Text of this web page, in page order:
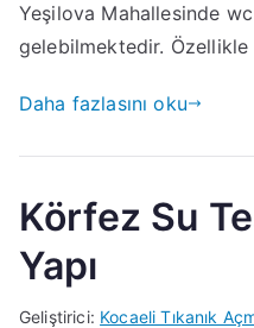
Yeşilova Mahallesinde wc
gelebilmektedir.
Daha fazlasını oku
Körfez Su
Yapı
Geliştirici: Kocaeli Tıkanık